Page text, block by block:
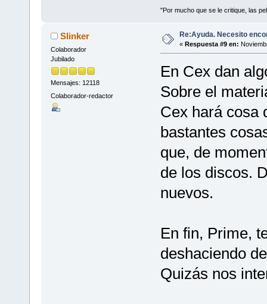
"Por mucho que se le critique, las
Slinker
Colaborador
Jubilado
Mensajes: 12118
Colaborador-redactor
Re:Ayuda. Necesito
« Respuesta #9 en:
En Cex dan
Sobre el
Cex hará cosa
bastantes
que, de
de los discos.
nuevos.
En fin, Prime,
deshaciendo
Quizás nos